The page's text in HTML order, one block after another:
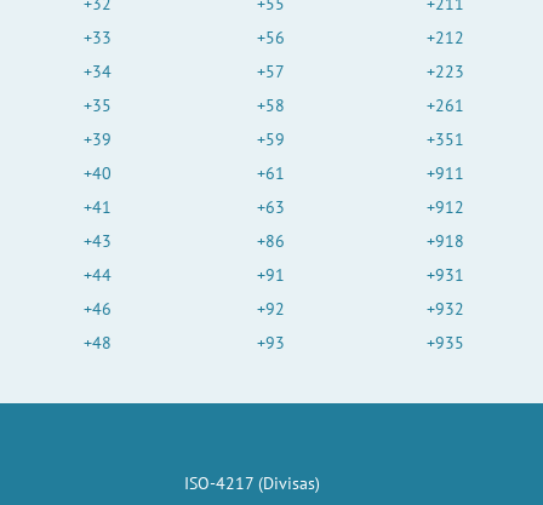
+33
+34
+35
+39
+40
+41
+43
+44
+46
+48
+56
+57
+58
+59
+61
+63
+86
+91
+92
+93
+212
+223
+261
+351
+911
+912
+918
+931
+932
+935
ISO-4217 (Divisas)